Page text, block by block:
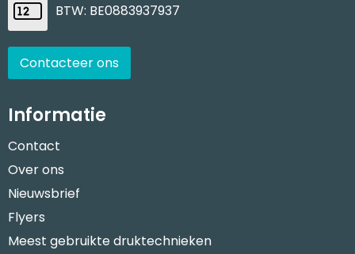
BTW: BE0883937937
Contacteer ons
Informatie
Contact
Over ons
Nieuwsbrief
Flyers
Meest gebruikte druktechnieken